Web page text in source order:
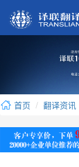
首页 翻译资讯